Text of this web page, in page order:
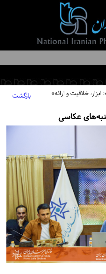
بازگشت خلاقیت و ارائه»
عکاسی